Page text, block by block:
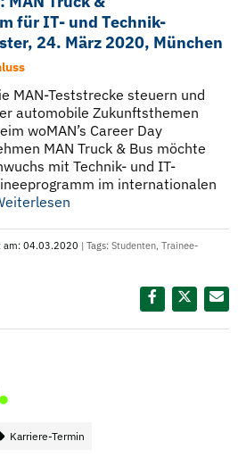
für IT- und Technik-
24. März 2020, München
MAN-Teststrecke steuern und
automobile Zukunftsthemen
woMAN’s Career Day
MAN Truck & Bus möchte
mit Technik- und IT-
im internationalen
am: 04.03.2020 | Tags: Studenten, Trainee-
Karriere-Termin